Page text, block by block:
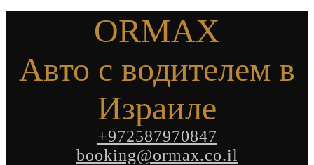
ORMAX
Авто с водителем в
Израиле
+972587970847
booking@ormax.co.il